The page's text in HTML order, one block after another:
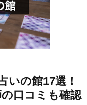
いの館17選！
口コミも確認